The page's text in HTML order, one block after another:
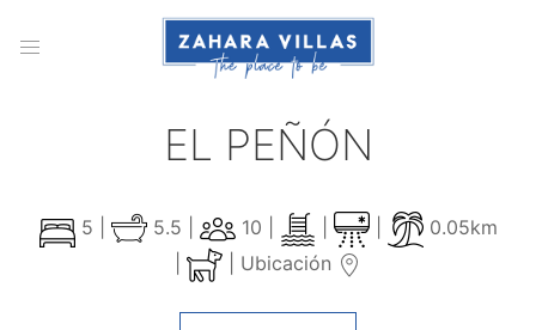
EL PEÑÓN
5 | 5.5 | 10 | |
0.05km
Ubicación